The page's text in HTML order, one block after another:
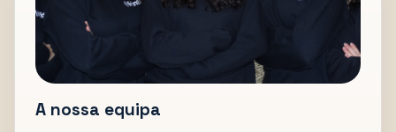
A nossa equipa